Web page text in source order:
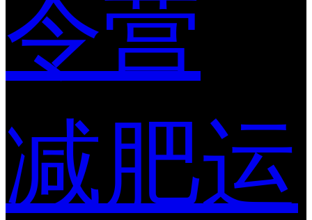
令营
减肥运